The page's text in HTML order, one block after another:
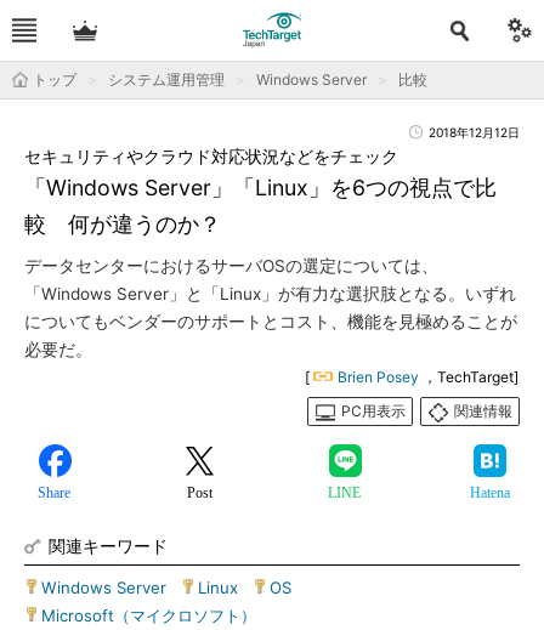
トップ システム運用管理 Windows Server 比較
2018年12月12日
「Windows Server」「Linux」を6つの視点で比
較 何が違うのか？
セキュリティやクラウド対応状況などをチェック
データセンターにおけるサーバOSの選定については、
「Windows Server」と「Linux」が有力な選択肢となる。いずれ
についてもベンダーのサポートとコスト、機能を見極めることが
必要だ。
[ Brien Posey ，TechTarget]
PC用表示
関連情報
Share Post LINE Hatena
関連キーワード
Windows Server Linux OS
Microsoft（マイクロソフト）